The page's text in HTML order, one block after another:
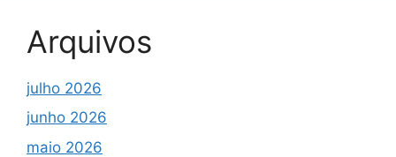
Arquivos
julho 2026
junho 2026
maio 2026